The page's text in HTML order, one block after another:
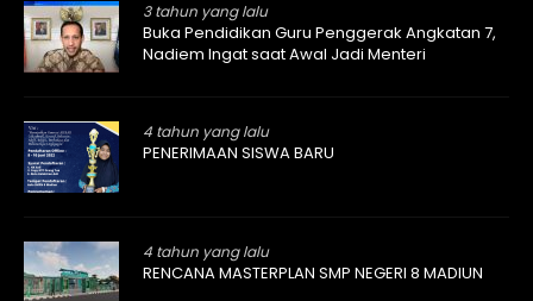
3 tahun yang lalu
Buka Pendidikan Guru Penggerak Angkatan 7,
Nadiem Ingat saat Awal Jadi Menteri
4 tahun yang lalu
PENERIMAAN SISWA BARU
4 tahun yang lalu
RENCANA MASTERPLAN SMP NEGERI 8 MADIUN